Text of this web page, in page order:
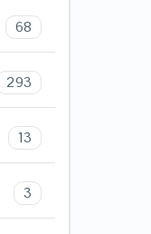
68
293
13
3